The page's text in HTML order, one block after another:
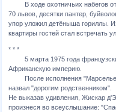
В ходе охотничьих набегов от
70 львов, десятки пантер,
упор уложил детёныша гориллы.
квартиры гостей стал
* * *
5 марта 1975 года
Африканскую империю.
После исполнения
назвал "дорогим родственником".
Не выказав удивления, Жискар
произнеся во всеуслышание: